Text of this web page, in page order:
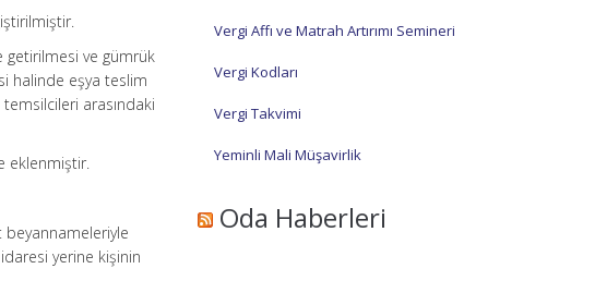
getirilmesi ve gümrük
halinde eşya teslim
temsilcileri arasındaki
eklenmiştir.
beyannameleriyle
yerine kişinin
Vergi Affı ve Matrah Artırımı Semineri
Vergi Kodları
Vergi Takvimi
Yeminli Mali Müşavirlik
Oda Haberleri